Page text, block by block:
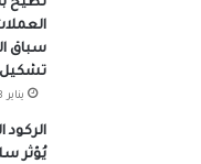
سباق
تشكيل
يناير 13, 2025
الركود
يُؤثر